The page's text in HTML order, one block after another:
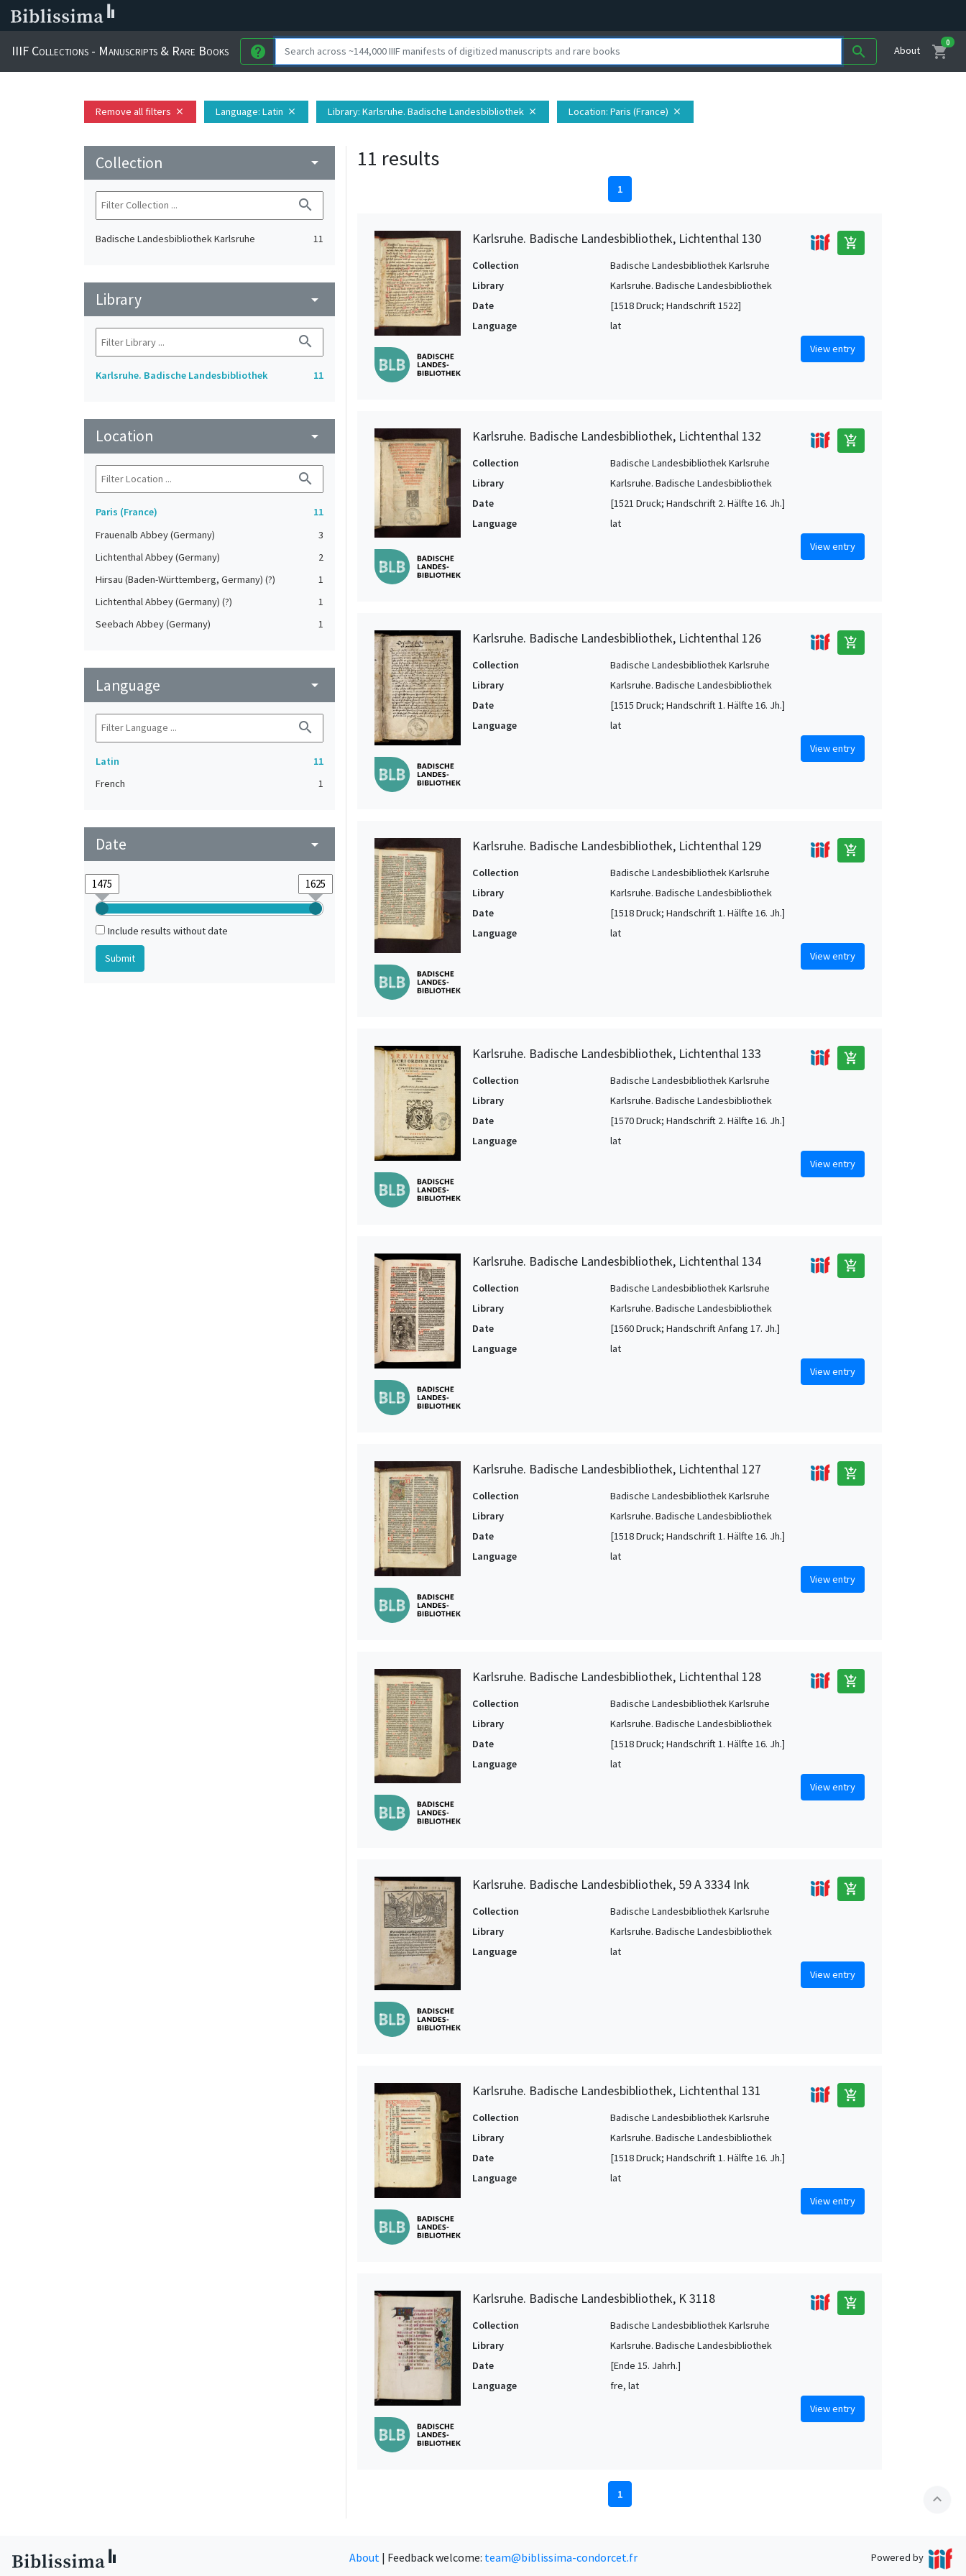
IIIF Collections - Manuscripts & Rare Books help search About shopping_cart
0
Remove all filters close Language: Latin close Library: Karlsruhe. Badische Landesbibliothek close Location: Paris (France) close
Collection arrow_drop_down
search
Badische Landesbibliothek Karlsruhe 11
Library arrow_drop_down
search
Karlsruhe. Badische Landesbibliothek 11
Location arrow_drop_down
search
Paris (France)
11
Frauenalb Abbey (Germany)
3
Lichtenthal Abbey (Germany)
2
Hirsau (Baden-Württemberg, Germany) (?)
1
Lichtenthal Abbey (Germany) (?)
1
Seebach Abbey (Germany)
1
Language arrow_drop_down
search
Latin
11
French
1
Date arrow_drop_down
Include results without date
11 results
1
Karlsruhe. Badische Landesbibliothek, Lichtenthal 130 add_shopping_cart
Collection
Badische Landesbibliothek Karlsruhe
Library
Karlsruhe. Badische Landesbibliothek
Date
[1518 Druck; Handschrift 1522]
Language
lat
View entry
Karlsruhe. Badische Landesbibliothek, Lichtenthal 132 add_shopping_cart
Collection
Badische Landesbibliothek Karlsruhe
Library
Karlsruhe. Badische Landesbibliothek
Date
[1521 Druck; Handschrift 2. Hälfte 16. Jh.]
Language
lat
View entry
Karlsruhe. Badische Landesbibliothek, Lichtenthal 126 add_shopping_cart
Collection
Badische Landesbibliothek Karlsruhe
Library
Karlsruhe. Badische Landesbibliothek
Date
[1515 Druck; Handschrift 1. Hälfte 16. Jh.]
Language
lat
View entry
Karlsruhe. Badische Landesbibliothek, Lichtenthal 129 add_shopping_cart
Collection
Badische Landesbibliothek Karlsruhe
Library
Karlsruhe. Badische Landesbibliothek
Date
[1518 Druck; Handschrift 1. Hälfte 16. Jh.]
Language
lat
View entry
Karlsruhe. Badische Landesbibliothek, Lichtenthal 133 add_shopping_cart
Collection
Badische Landesbibliothek Karlsruhe
Library
Karlsruhe. Badische Landesbibliothek
Date
[1570 Druck; Handschrift 2. Hälfte 16. Jh.]
Language
lat
View entry
Karlsruhe. Badische Landesbibliothek, Lichtenthal 134 add_shopping_cart
Collection
Badische Landesbibliothek Karlsruhe
Library
Karlsruhe. Badische Landesbibliothek
Date
[1560 Druck; Handschrift Anfang 17. Jh.]
Language
lat
View entry
Karlsruhe. Badische Landesbibliothek, Lichtenthal 127 add_shopping_cart
Collection
Badische Landesbibliothek Karlsruhe
Library
Karlsruhe. Badische Landesbibliothek
Date
[1518 Druck; Handschrift 1. Hälfte 16. Jh.]
Language
lat
View entry
Karlsruhe. Badische Landesbibliothek, Lichtenthal 128 add_shopping_cart
Collection
Badische Landesbibliothek Karlsruhe
Library
Karlsruhe. Badische Landesbibliothek
Date
[1518 Druck; Handschrift 1. Hälfte 16. Jh.]
Language
lat
View entry
Karlsruhe. Badische Landesbibliothek, 59 A 3334 Ink add_shopping_cart
Collection
Badische Landesbibliothek Karlsruhe
Library
Karlsruhe. Badische Landesbibliothek
Language
lat
View entry
Karlsruhe. Badische Landesbibliothek, Lichtenthal 131 add_shopping_cart
Collection
Badische Landesbibliothek Karlsruhe
Library
Karlsruhe. Badische Landesbibliothek
Date
[1518 Druck; Handschrift 1. Hälfte 16. Jh.]
Language
lat
View entry
Karlsruhe. Badische Landesbibliothek, K 3118 add_shopping_cart
Collection
Badische Landesbibliothek Karlsruhe
Library
Karlsruhe. Badische Landesbibliothek
Date
[Ende 15. Jahrh.]
Language
fre, lat
View entry
1 expand_less
About | Feedback welcome: team@biblissima-condorcet.fr Powered by